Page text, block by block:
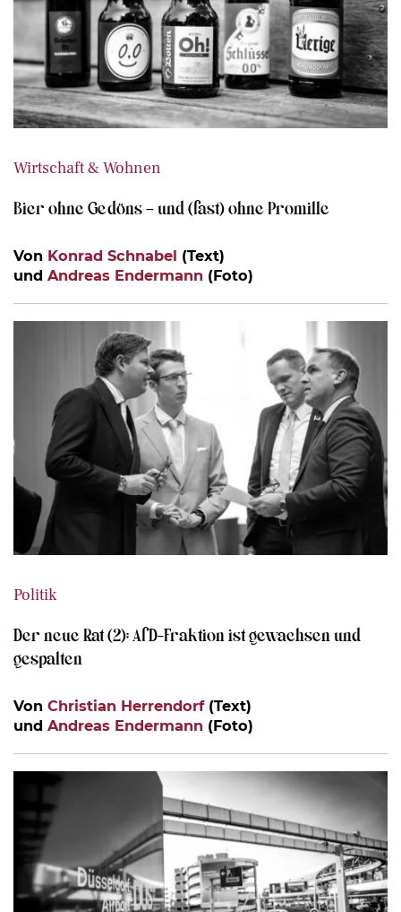
Wirtschaft & Wohnen
Bier ohne Gedöns – und (fast) ohne Promille
Von Konrad Schnabel (Text)
und Andreas Endermann (Foto)
Politik
Der neue Rat (2): AfD-Fraktion ist gewachsen und
gespalten
Von Christian Herrendorf(Text)
und Andreas Endermann (Foto)